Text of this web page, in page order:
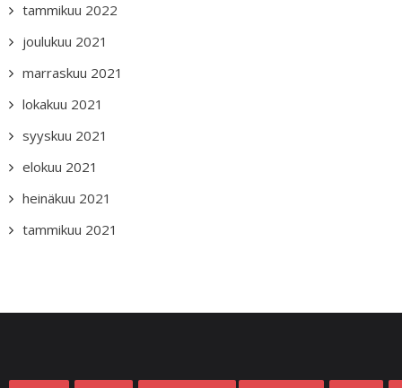
tammikuu 2022
joulukuu 2021
marraskuu 2021
lokakuu 2021
syyskuu 2021
elokuu 2021
heinäkuu 2021
tammikuu 2021